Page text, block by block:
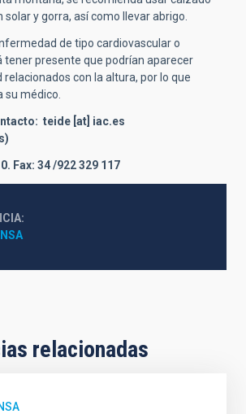
y gorra, así como llevar abrigo.
de tipo cardiovascular o
tener presente que podrían aparecer
con la altura, por lo que
su médico.
teide [at] iac.es
Fax: 34 /922 329 117
relacionadas